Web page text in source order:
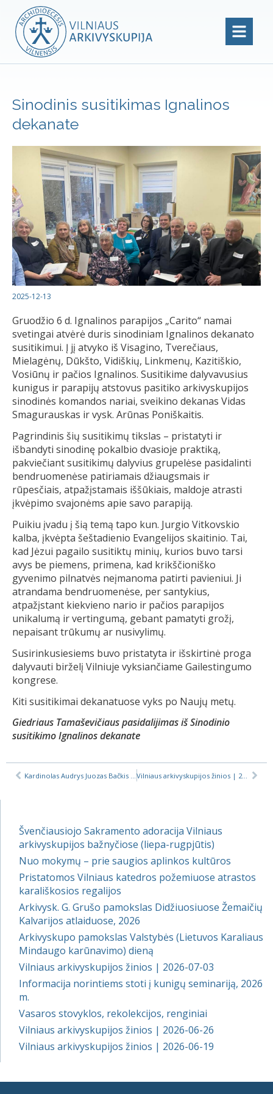
Sinodinis susitikimas Ignalinos
dekanate
2025-12-13
Gruodžio 6 d. Ignalinos parapijos „Carito“ namai
svetingai atvėrė duris sinodiniam Ignalinos dekanato
susitikimui. Į jį atvyko iš Visagino, Tverečiaus,
Mielagėnų, Dūkšto, Vidiškių, Linkmenų, Kazitiškio,
Vosiūnų ir pačios Ignalinos. Susitikime dalyvavusius
kunigus ir parapijų atstovus pasitiko arkivyskupijos
sinodinės komandos nariai, sveikino dekanas Vidas
Smagurauskas ir vysk. Arūnas Poniškaitis.
Pagrindinis šių susitikimų tikslas – pristatyti ir
išbandyti sinodinę pokalbio dvasioje praktiką,
pakviečiant susitikimų dalyvius grupelėse pasidalinti
bendruomenėse patiriamais džiaugsmais ir
rūpesčiais, atpažįstamais iššūkiais, maldoje atrasti
įkvėpimo svajonėms apie savo parapiją.
Puikiu įvadu į šią temą tapo kun. Jurgio Vitkovskio
kalba, įkvėpta šeštadienio Evangelijos skaitinio. Tai,
kad Jėzui pagailo susitiktų minių, kurios buvo tarsi
avys be piemens, primena, kad krikščioniško
gyvenimo pilnatvės neįmanoma patirti pavieniui. Ji
atrandama bendruomenėse, per santykius,
atpažįstant kiekvieno nario ir pačios parapijos
unikalumą ir vertingumą, gebant pamatyti grožį,
nepaisant trūkumų ar nusivylimų.
Susirinkusiesiems buvo pristatyta ir išskirtinė proga
dalyvauti birželį Vilniuje vyksiančiame Gailestingumo
kongrese.
Kiti susitikimai dekanatuose vyks po Naujų metų.
Giedriaus Tamaševičiaus pasidalijimas iš Sinodinio
susitikimo Ignalinos dekanate
Švenčiausiojo Sakramento adoracija Vilniaus
arkivyskupijos bažnyčiose (liepa-rugpjūtis)
Nuo mokymų – prie saugios aplinkos kultūros
Pristatomos Vilniaus katedros požemiuose atrastos
karališkosios regalijos
Arkivysk. G. Grušo pamokslas Didžiuosiuose Žemaičių
Kalvarijos atlaiduose, 2026
Arkivyskupo pamokslas Valstybės (Lietuvos Karaliaus
Mindaugo karūnavimo) dieną
Vilniaus arkivyskupijos žinios | 2026-07-03
Informacija norintiems stoti į kunigų seminariją, 2026
m.
Vasaros stovyklos, rekolekcijos, renginiai
Vilniaus arkivyskupijos žinios | 2026-06-26
Vilniaus arkivyskupijos žinios | 2026-06-19